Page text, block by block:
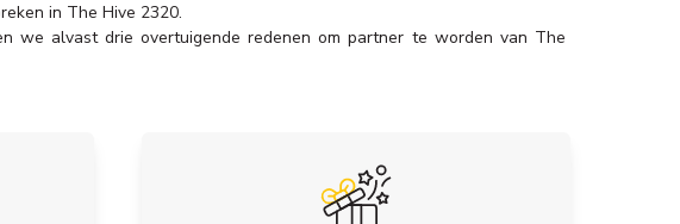
in The Hive 2320.
we alvast drie overtuigende redenen om partner te worden van The